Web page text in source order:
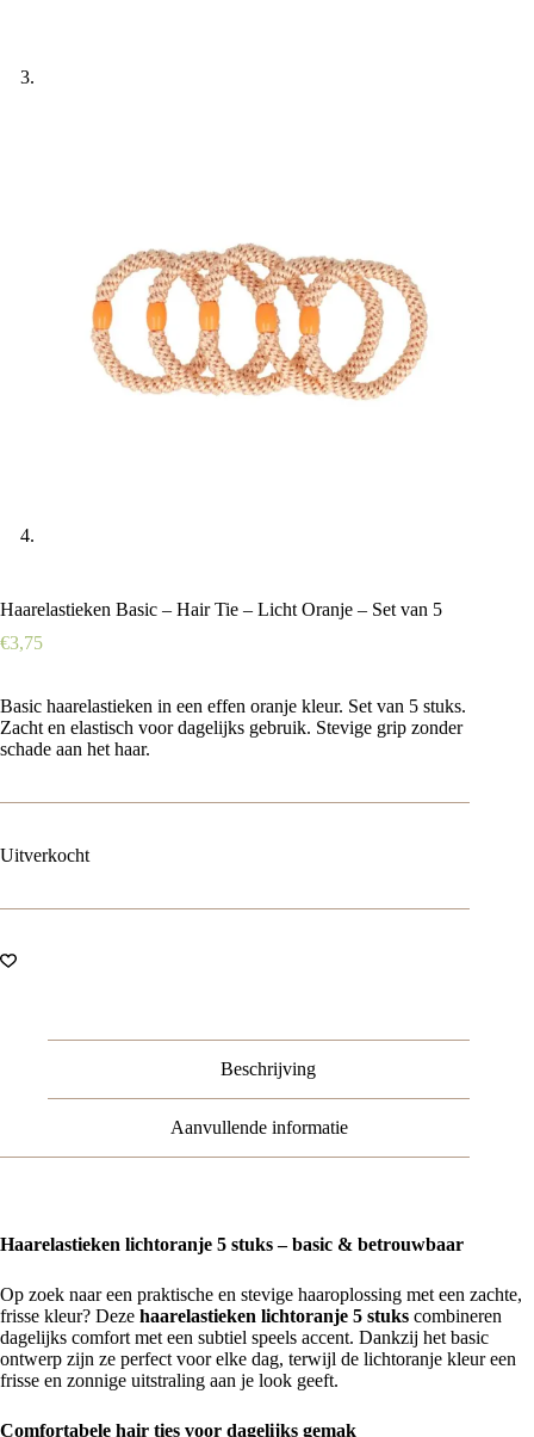
Haarelastieken Basic – Hair Tie – Licht Oranje – Set van 5
€3,75
Basic haarelastieken in een effen oranje kleur. Set van 5 stuks.
Zacht en elastisch voor dagelijks gebruik. Stevige grip zonder
schade aan het haar.
Uitverkocht
Beschrijving
Aanvullende informatie
Haarelastieken lichtoranje 5 stuks – basic & betrouwbaar
Op zoek naar een praktische en stevige haaroplossing met een zachte,
frisse kleur? Deze haarelastieken lichtoranje 5 stuks combineren
dagelijks comfort met een subtiel speels accent. Dankzij het basic
ontwerp zijn ze perfect voor elke dag, terwijl de lichtoranje kleur een
frisse en zonnige uitstraling aan je look geeft.
Comfortabele hair ties voor dagelijks gemak